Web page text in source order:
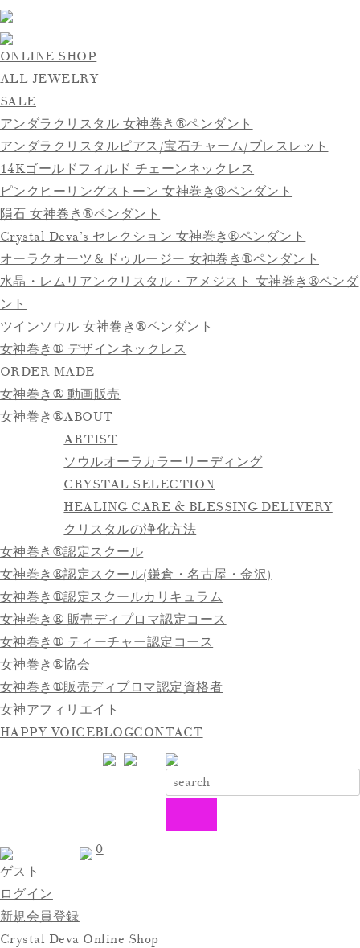
ONLINE SHOP
ALL JEWELRY
SALE
アンダラクリスタル 女神巻き®ペンダント
アンダラクリスタルピアス/宝石チャーム/ブレスレット
14Kゴールドフィルド チェーンネックレス
ピンクヒーリングストーン 女神巻き®ペンダント
隕石 女神巻き®ペンダント
Crystal Deva’s セレクション 女神巻き®ペンダント
オーラクオーツ＆ドゥルージー 女神巻き®ペンダント
水晶・レムリアンクリスタル・アメジスト 女神巻き®ペンダ
ント
ツインソウル 女神巻き®ペンダント
女神巻き® デザインネックレス
ORDER MADE
女神巻き® 動画販売
女神巻き®ABOUT
ARTIST
ソウルオーラカラーリーディング
CRYSTAL SELECTION
HEALING CARE & BLESSING DELIVERY
クリスタルの浄化方法
女神巻き®認定スクール
女神巻き®認定スクール(鎌倉・名古屋・金沢)
女神巻き®認定スクールカリキュラム
女神巻き® 販売ディプロマ認定コース
女神巻き® ティーチャー認定コース
女神巻き®協会
女神巻き®販売ディプロマ認定資格者
女神アフィリエイト
HAPPY VOICEBLOGCONTACT
ゲスト
ログイン
新規会員登録
0
Crystal Deva Online Shop